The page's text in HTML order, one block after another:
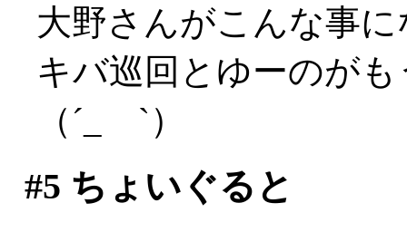
大野さんがこんな事
キバ巡回とゆーのが
（´_ゝ`）
#5 ちょいぐると